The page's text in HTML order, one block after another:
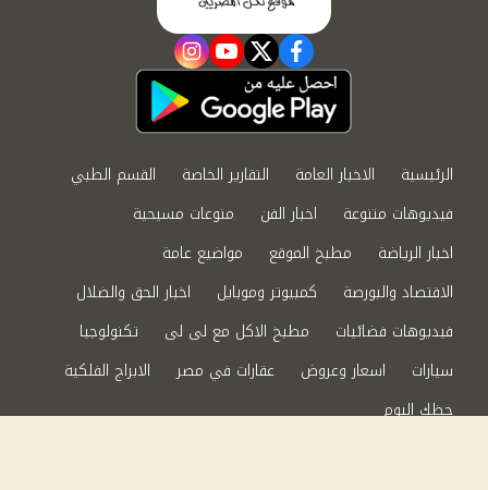
facebook
twitter
youtube
instagram
الرئيسية الاخبار العامة التقارير الخاصة
القسم الطبي
فيديوهات متنوعة
اخبار الفن
منوعات مسيحية
اخبار الرياضة
مطبخ الموقع
مواضيع عامة
الاقتصاد والبورصة
كمبيوتر وموبايل
اخبار الحق والضلال
فيديوهات فضائيات
مطبخ الاكل مع لى لى
تكنولوجيا
سيارات
اسعار وعروض عقارات في مصر
الابراج الفلكية
حظك اليوم